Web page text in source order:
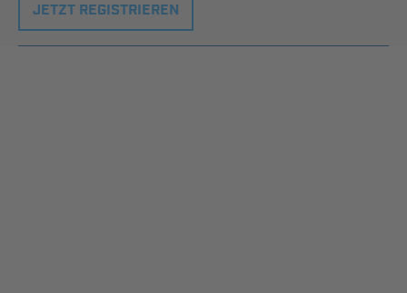
JETZT REGISTRIEREN